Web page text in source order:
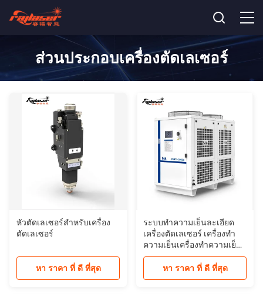
ส่วนประกอบเครื่องตัดเลเซอร์
หัวตัดเลเซอร์สําหรับเครื่อง
ตัดเลเซอร์
หา ราคา ที่ ดี ที่สุด
ระบบทําความเย็นละเอียด
เครื่องตัดเลเซอร์ เครื่องทํา
ความเย็นเครื่องทําความเย็น
น้ําอุตสาหกรรม
หา ราคา ที่ ดี ที่สุด